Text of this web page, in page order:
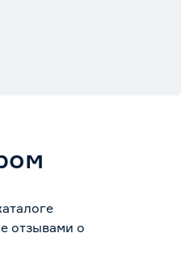
отзывами о